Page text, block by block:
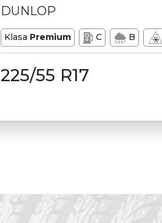
DUNLOP
Klasa Premium C B
225/55 R17